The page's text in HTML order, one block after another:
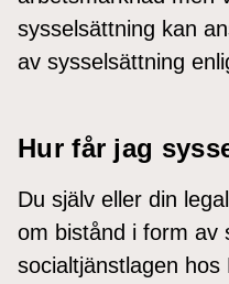
sysselsättning kan
av sysselsättning
Hur får jag
Du själv eller din
om bistånd i form av
socialtjänstlagen